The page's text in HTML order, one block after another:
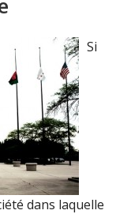
Si
dans laquelle